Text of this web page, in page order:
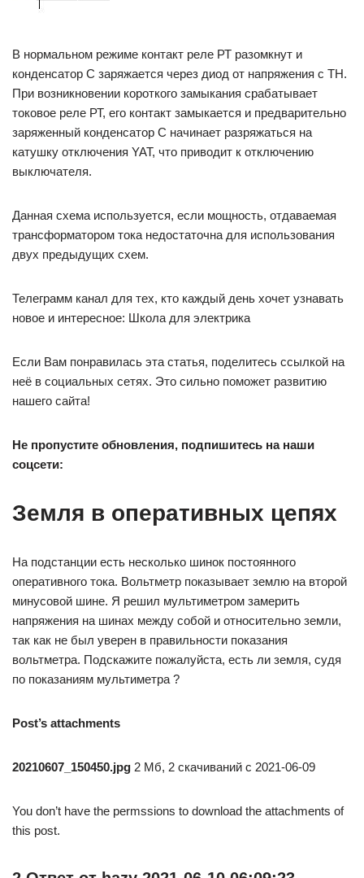
В нормальном режиме контакт реле РТ разомкнут и
конденсатор С заряжается через диод от напряжения с ТН.
При возникновении короткого замыкания срабатывает
токовое реле РТ, его контакт замыкается и предварительно
заряженный конденсатор С начинает разряжаться на
катушку отключения YAT, что приводит к отключению
выключателя.
Данная схема используется, если мощность, отдаваемая
трансформатором тока недостаточна для использования
двух предыдущих схем.
Телеграмм канал для тех, кто каждый день хочет узнавать
новое и интересное: Школа для электрика
Если Вам понравилась эта статья, поделитесь ссылкой на
неё в социальных сетях. Это сильно поможет развитию
нашего сайта!
Не пропустите обновления, подпишитесь на наши
соцсети:
Земля в оперативных цепях
На подстанции есть несколько шинок постоянного
оперативного тока. Вольтметр показывает землю на второй
минусовой шине. Я решил мультиметром замерить
напряжения на шинах между собой и относительно земли,
так как не был уверен в правильности показания
вольтметра. Подскажите пожалуйста, есть ли земля, судя
по показаниям мультиметра ?
Post’s attachments
20210607_150450.jpg 2 Мб, 2 скачиваний с 2021-06-09
You don’t have the permssions to download the attachments of
this post.